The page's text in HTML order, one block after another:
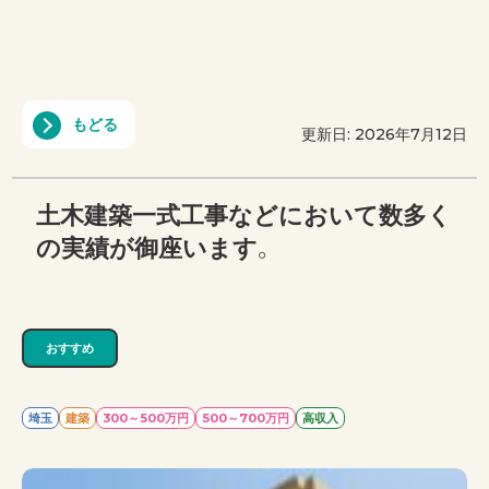
もどる 更新日: 2026年7月12日
土木建築一式工事などにおいて数多く
の実績が御座います。
おすすめ
埼玉 建築 300～500万円 500～700万円 高収入